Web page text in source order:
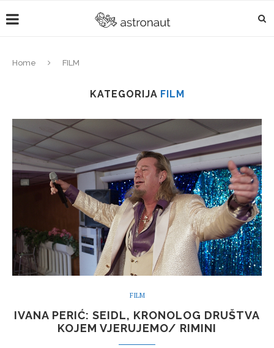
Home FILM
KATEGORIJA FILM
FILM
IVANA PERIĆ: SEIDL, KRONOLOG DRUŠTVA
KOJEM VJERUJEMO/ RIMINI